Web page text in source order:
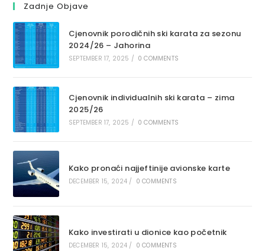
Zadnje Objave
Cjenovnik porodičnih ski karata za sezonu
2024/26 – Jahorina
SEPTEMBER 17, 2025 / 0 COMMENTS
Cjenovnik individualnih ski karata – zima
2025/26
SEPTEMBER 17, 2025 / 0 COMMENTS
Kako pronaći najjeftinije avionske karte
DECEMBER 15, 2024 / 0 COMMENTS
Kako investirati u dionice kao početnik
DECEMBER 15, 2024 / 0 COMMENTS